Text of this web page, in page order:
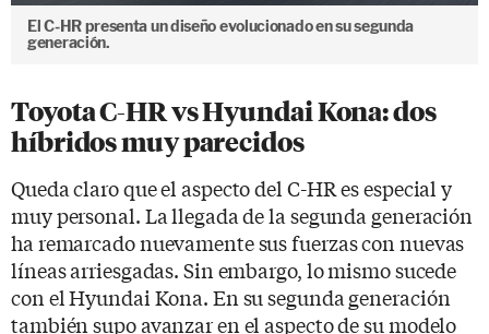
El C-HR presenta un diseño evolucionado en su segunda
generación.
Toyota C-HR vs Hyundai Kona: dos
híbridos muy parecidos
Queda claro que el aspecto del C-HR es especial y
muy personal. La llegada de la segunda generación
ha remarcado nuevamente sus fuerzas con nuevas
líneas arriesgadas. Sin embargo, lo mismo sucede
con el Hyundai Kona. En su segunda generación
también supo avanzar en el aspecto de su modelo